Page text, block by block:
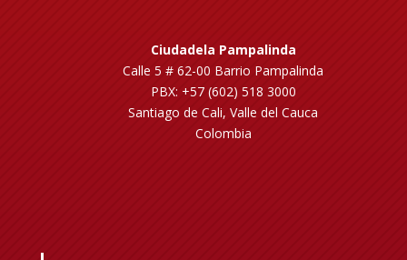
Ciudadela Pampalinda
Calle 5 # 62-00 Barrio Pampalinda
PBX: +57 (602) 518 3000
Santiago de Cali, Valle del Cauca
Colombia